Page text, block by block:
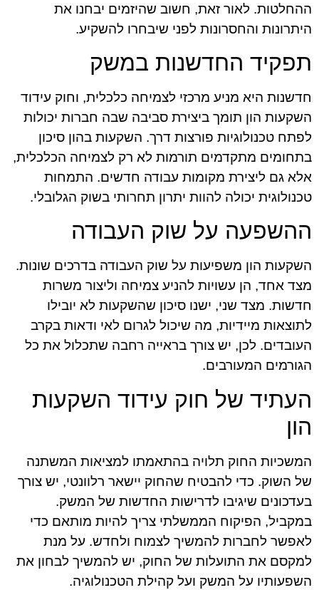
ההחלטות. לאור זאת, חשוב שהיזמים יבחנו את
היתרונות והחסרונות לפני שיבחרו להשקיע.
תפקיד החדשנות במשק
חדשנות היא מניע מרכזי לצמיחה כלכלית, וחוק עידוד
השקעות הון תומך ביצירת סביבה שבה חברות יכולות
לפתח טכנולוגיות פורצות דרך. השקעות בהון סיכון
בתחומים מתקדמים תורמות לא רק לצמיחה הכלכלית,
אלא גם ליצירת מקומות עבודה חדשים. התמחות
טכנולוגית יכולה להוות יתרון תחרותי בשוק הגלובלי.
ההשפעה על שוק העבודה
השקעות הון משפיעות על שוק העבודה בדרכים שונות.
מצד אחד, הן עשויות להניע צמיחה וליצור משרות
חדשות. מצד שני, ישנו סיכון שהשקעות לא יובילו
לתוצאות מיידיות, מה שיכול לגרום לאי ודאות בקרב
העובדים. לכן, יש צורך בראייה רחבה שתכלול את כל
הגורמים המעורבים.
העתיד של חוק עידוד השקעות
הון
המשכיות החוק תלויה בהתאמתו למציאות המשתנה
של השוק. כדי להבטיח שהחוק יישאר רלוונטי, יש צורך
בעדכונים שיגיבו לדרישות החדשות של המשק.
במקביל, הפיקוח הממשלתי צריך להיות מותאם כדי
לאפשר לחברות להמשיך לצמוח ולחדש. על מנת
למקסם את התועלות של החוק, יש להמשיך לבחון את
השפעותיו על המשק ועל קהילת הטכנולוגיה.